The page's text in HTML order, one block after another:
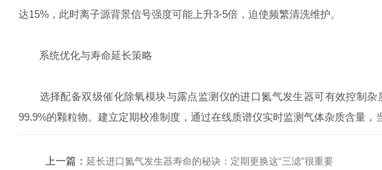
达15%，此时离子源背景信号强度可能上升3-5倍，迫使频繁清洗维护。
系统优化与寿命延长策略
选择配备双级催化除氧模块与露点监测仪的进口氮气发生器可有效控制杂
99.9%的颗粒物。建立定期校准制度，通过在线质谱仪实时监测气体杂质含量
上一篇： 延长进口氮气发生器寿命的秘诀：定期更换这“三滤”很重要